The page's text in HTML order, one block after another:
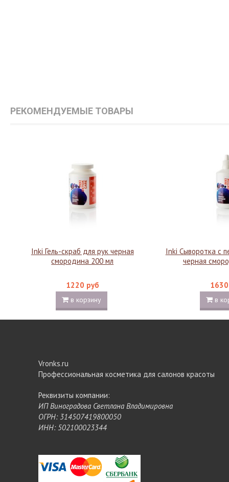
РЕКОМЕНДУЕМЫЕ ТОВАРЫ
Inki Гель-скраб для рук черная
смородина 200 мл
1220 руб
в корзину
Inki Сыворотка с
черная
в
Vronks.ru
Профессиональная косметика для салонов красоты
Реквизиты компании:
ИП Виноградова Светлана Владимировна
ОГРН: 314507419800050
ИНН: 502100023344